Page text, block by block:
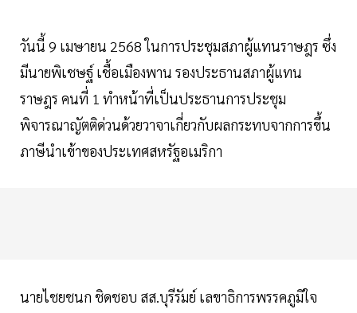
วันนี้ 9 เมษายน 2568 ในการประชุมสภาผู้แทนราษฎร ซึ่ง
มีนายพิเชษฐ์ เชื้อเมืองพาน รองประธานสภาผู้แทน
ราษฎร คนที่ 1 ทำหน้าที่เป็นประธานการประชุม
พิจารณาญัตติด่วนด้วยวาจาเกี่ยวกับผลกระทบจากการขึ้น
ภาษีนำเข้าของประเทศสหรัฐอเมริกา
นายไชยชนก ชิดชอบ สส.บุรีรัมย์ เลขาธิการพรรคภูมิใจ